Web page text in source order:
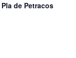
de Petracos